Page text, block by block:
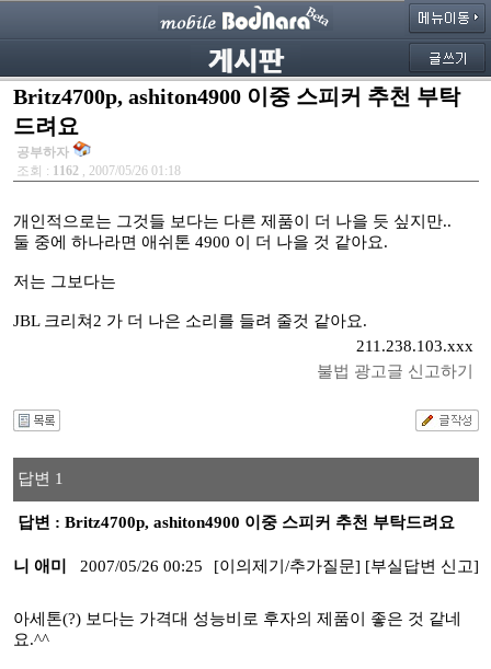
Britz4700p, ashiton4900 이중 스피커 추천 부탁
드려요
공부하자
조회 : 1162 , 2007/05/26 01:18
개인적으로는 그것들 보다는 다른 제품이 더 나을 듯 싶지만..
둘 중에 하나라면 애쉬톤 4900 이 더 나을 것 같아요.
저는 그보다는
JBL 크리쳐2 가 더 나은 소리를 들려 줄것 같아요.
211.238.103.xxx
불법 광고글 신고하기
답변 1
답변 : Britz4700p, ashiton4900 이중 스피커 추천 부탁드려요
니 애미 2007/05/26 00:25 [이의제기/추가질문] [부실답변 신고]
아세톤(?) 보다는 가격대 성능비로 후자의 제품이 좋은 것 같네
요.^^